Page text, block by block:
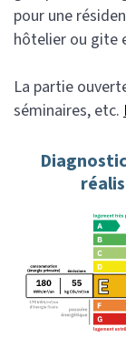
pour une
hôtelier ou gite
La partie
séminaires, etc.